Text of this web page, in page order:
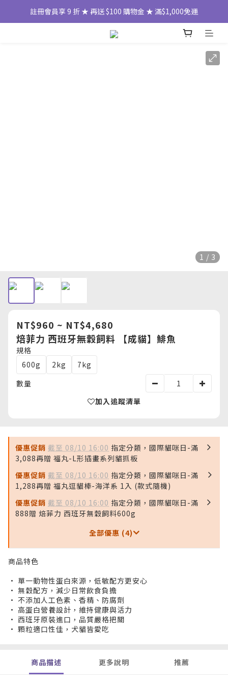
註冊會員享 9 折 ★ 再送 $100 購物金 ★ 滿$1,000免運
1 / 3
NT$960 ~ NT$4,680
焙菲力 西班牙無穀飼料 【成貓】鯡魚
規格
600g
2kg
7kg
數量
加入追蹤清單
優惠促銷 截至 08/10 16:00 指定分類，國際貓咪日-滿
3,088再贈 福丸-L形插畫系列貓抓板
優惠促銷 截至 08/10 16:00 指定分類，國際貓咪日-滿
1,288再贈 福丸逗貓棒-海洋系 1入 (款式隨機)
優惠促銷 截至 08/10 16:00 指定分類，國際貓咪日-滿
888贈 焙菲力 西班牙無穀飼料600g
全部優惠 (4)
商品特色
• 單一動物性蛋白來源，低敏配方更安心
• 無穀配方，減少日常飲食負擔
• 不添加人工色素、香精、防腐劑
• 高蛋白營養設計，維持健康與活力
• 西班牙原裝進口，品質嚴格把關
• 顆粒適口性佳，犬貓皆愛吃
商品描述 更多說明 推薦